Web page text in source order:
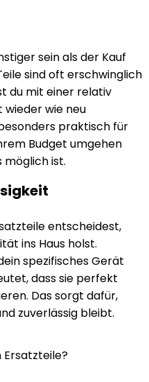
sein als der Kauf
sind oft erschwinglich
du mit einer relativ
wieder wie neu
praktisch für
Budget umgehen
möglich ist.
entscheidest,
ins Haus holst.
spezifisches Gerät
dass sie perfekt
Das sorgt dafür,
zuverlässig bleibt.